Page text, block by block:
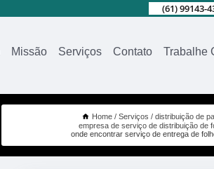
(61) 99143-
Missão Serviços Contato Trabalhe
Home Serviços
distribuição de
empresa de serviço de distribuição de
onde encontrar serviço de entrega de